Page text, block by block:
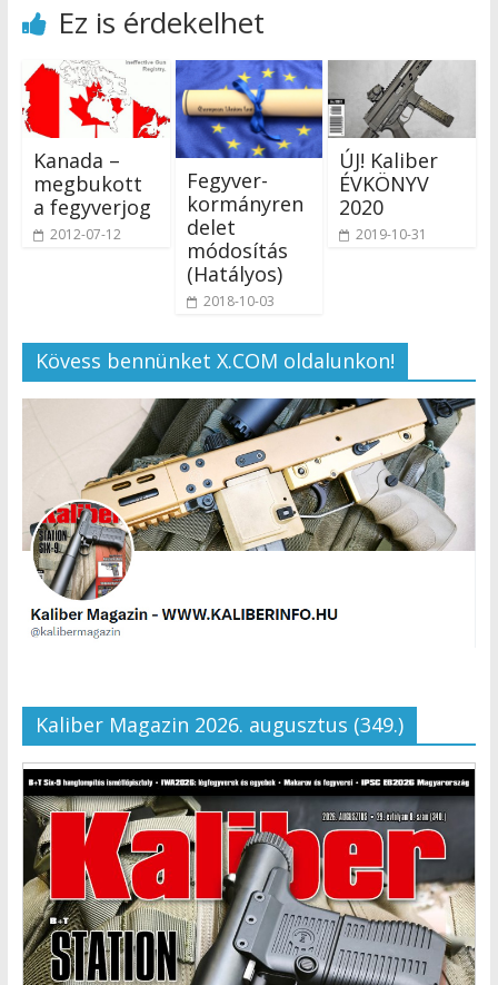
Ez is érdekelhet
Kanada –
megbukott
a fegyverjog
2012-07-12
Fegyver-
kormányren
delet
módosítás
(Hatályos)
2018-10-03
ÚJ! Kaliber
ÉVKÖNYV
2020
2019-10-31
Kövess bennünket X.COM oldalunkon!
Kaliber Magazin 2026. augusztus (349.)